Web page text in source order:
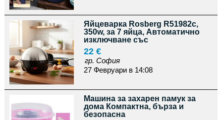
Яйцеварка Rosberg R51982c,
350w, за 7 яйца, Автоматично
изключване със
22 €
гр. София
27 Февруари в 14:08
Машина за захарен памук за
дома Компактна, бърза и
безопасна